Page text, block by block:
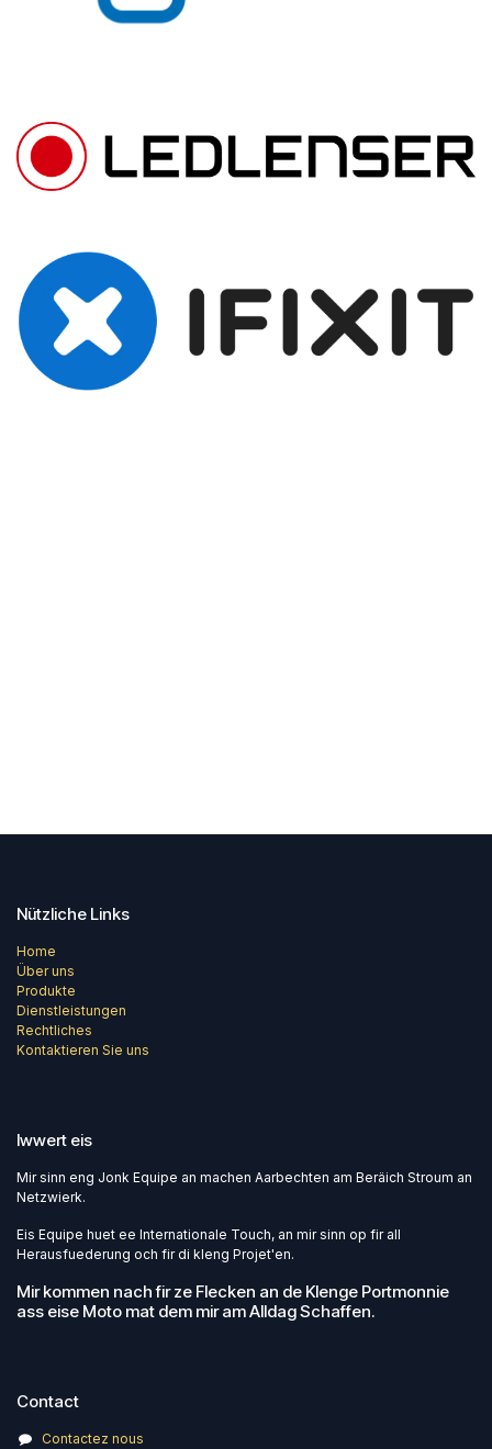
Nützliche Links
Home
Über uns
Produkte
Dienstleistungen
Rechtliches
Kontaktieren Sie uns
Iwwert eis
Mir sinn eng Jonk Equipe an machen Aarbechten am Beräich Stroum an
Netzwierk.
Eis Equipe huet ee Internationale Touch, an mir sinn op fir all
Herausfuederung och fir di kleng Projet'en.
Mir kommen nach fir ze Flecken an de Klenge Portmonnie
ass eise Moto mat dem mir am Alldag Schaffen.
Contact
Contactez nous